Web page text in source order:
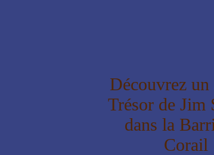
Découvrez un
Trésor de Jim
dans la
Corail